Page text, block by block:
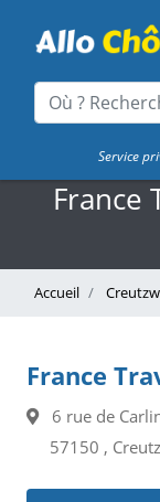
Service
France
Accueil
France
6 rue de
57150 ,